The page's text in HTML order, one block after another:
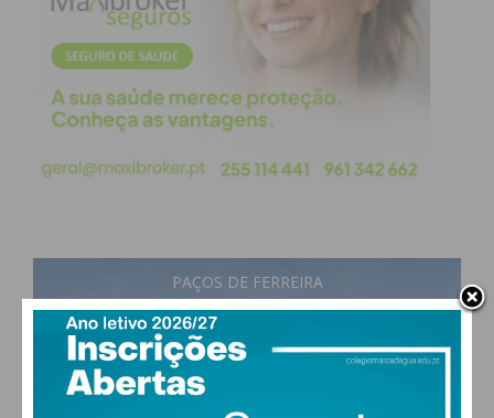
PAÇOS DE FERREIRA
17°
90% humidade